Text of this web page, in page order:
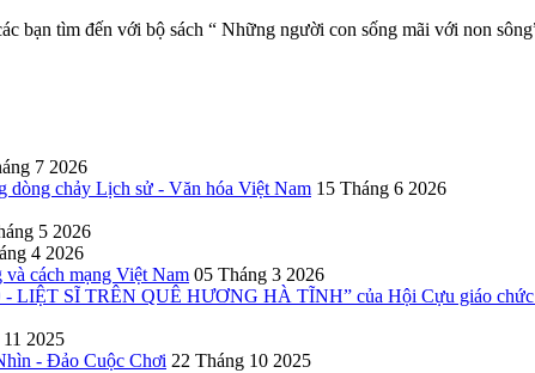
bạn tìm đến với bộ sách “ Những người con sống mãi với non
7 2026
dòng chảy Lịch sử - Văn hóa Việt Nam 15 Tháng 6 2026
5 2026
4 2026
cách mạng Việt Nam 05 Tháng 3 2026
SĨ TRÊN QUÊ HƯƠNG HÀ TĨNH” của Hội Cựu giáo chức
2025
- Đảo Cuộc Chơi 22 Tháng 10 2025